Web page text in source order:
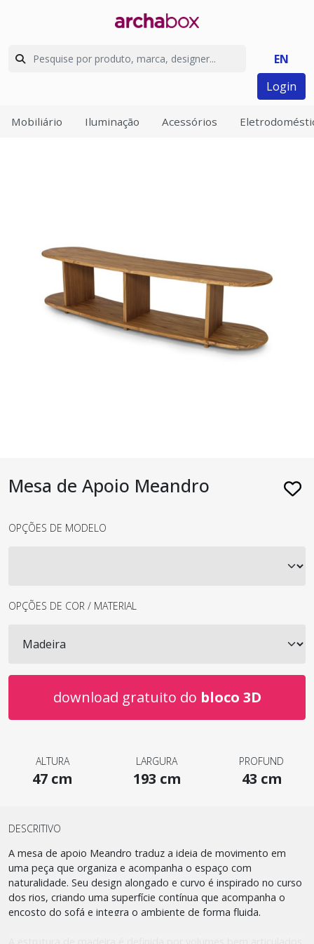
EN
Login
Mobiliário Iluminação Acessórios
Mesa de Apoio Meandro
OPÇÕES DE MODELO
OPÇÕES DE COR / MATERIAL
download gratuito do bloco 3D
ALTURA
47 cm
LARGURA
193 cm
PROFUND
43 cm
DESCRITIVO
A mesa de apoio Meandro traduz a ideia de movimento em
uma peça que organiza e acompanha o espaço com
naturalidade. Seu design alongado e curvo é inspirado no curso
dos rios, criando uma superfície contínua que acompanha o
encosto do sofá e integra o ambiente de forma fluida.